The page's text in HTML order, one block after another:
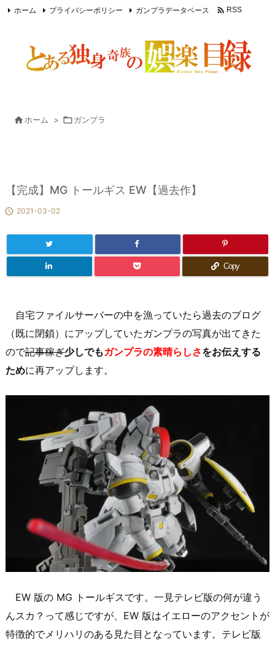
ホーム プライバシーポリシー ガンプラデータベース  RSS
ホーム > ガンプラ
【完成】MG トールギス EW【過去作】
 2021-03-02
Copy
自宅ファイルサーバーの中を漁っていたら過去のブログ
（既に閉鎖）にアップしていたガンプラの写真が出てきた
ので記事稼ぎ少しでもガンプラの素晴らしさをお伝えする
ために再アップします。
EW 版の MG トールギスです。一見テレビ版の何が違う
んスカ？って感じですが、EW 版はイエローのアクセントが
特徴的でメリハリのある見た目となっています。テレビ版